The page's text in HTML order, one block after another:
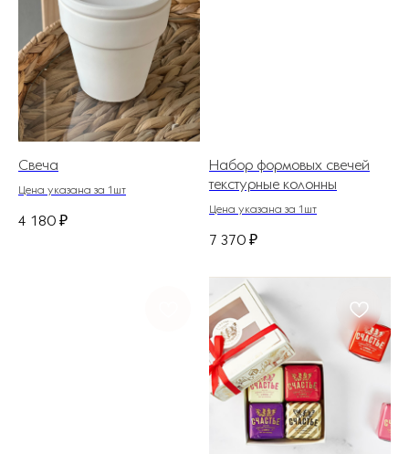
Свеча
Цена указана за 1шт
4 180 ₽
Набор формовых свечей
текстурные колонны
Цена указана за 1шт
7 370 ₽